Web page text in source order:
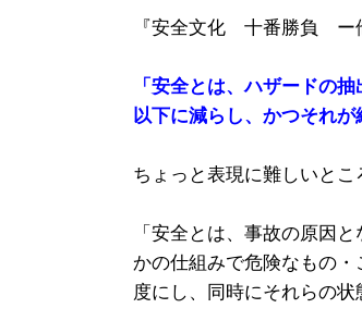
『安全文化 十番勝負 ー
「安全とは、ハザードの
以下に減らし、かつそれが
ちょっと表現に難しいと
「安全とは、事故の原因
かの仕組みで危険なもの
度にし、同時にそれらの状